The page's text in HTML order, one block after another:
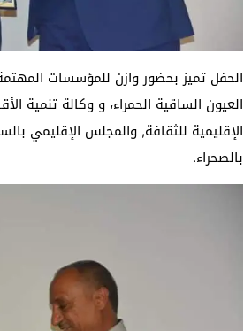
الحفل تميز بحضور وازن للمؤسسات
العيون الساقية الحمراء، و وكالة تنمية
الإقليمية للثقافة, والمجلس الإقليمي
بالصحراء.